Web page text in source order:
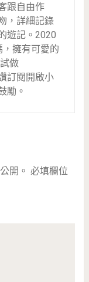
跟自由作
，詳細記錄
遊記。2020
擁有可愛的
做
訂閱開啟小
勵。
開。 必填欄位